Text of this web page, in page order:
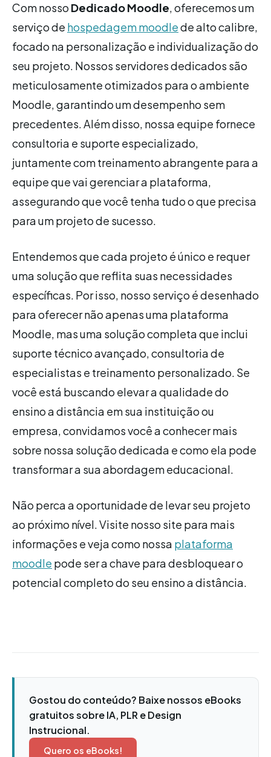
Com nosso Dedicado Moodle, oferecemos um
serviço de hospedagem moodlede alto calibre,
focado na personalização e individualização do
seu projeto. Nossos servidores dedicados são
meticulosamente otimizados para o ambiente
Moodle, garantindo um desempenho sem
precedentes. Além disso, nossa equipe fornece
consultoria e suporte especializado,
juntamente com treinamento abrangente para a
equipe que vai gerenciar a plataforma,
assegurando que você tenha tudo o que precisa
para um projeto de sucesso.
Entendemos que cada projeto é único e requer
uma solução que reflita suas necessidades
específicas. Por isso, nosso serviço é desenhado
para oferecer não apenas uma plataforma
Moodle, mas uma solução completa que inclui
suporte técnico avançado, consultoria de
especialistas e treinamento personalizado. Se
você está buscando elevar a qualidade do
ensino a distância em sua instituição ou
empresa, convidamos você a conhecer mais
sobre nossa solução dedicada e como ela pode
transformar a sua abordagem educacional.
Não perca a oportunidade de levar seu projeto
ao próximo nível. Visite nosso site para mais
informações e veja como nossa plataforma
moodle pode ser a chave para desbloquear o
potencial completo do seu ensino a distância.
Gostou do conteúdo? Baixe nossos eBooks
gratuitos sobre IA, PLR e Design
Instrucional.
Quero os eBooks!